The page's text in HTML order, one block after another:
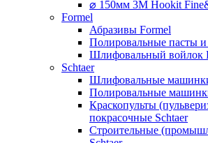
⌀ 150мм 3M Hookit
Formel
Абразивы Formel
Полировальные пасты и
Шлифовальный войлок
Schtaer
Шлифовальные
Полировальные
Краскопульты
покрасочные Schtaer
Строительные